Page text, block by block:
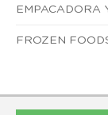
EMPACADORA
FROZEN